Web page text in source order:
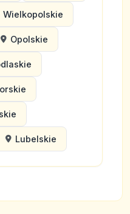
Wielkopolskie
Opolskie
Lubelskie